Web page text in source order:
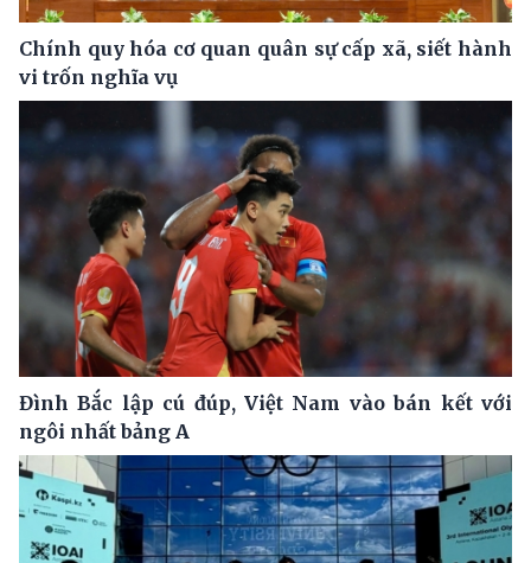
Chính quy hóa cơ quan quân sự cấp xã, siết hành
vi trốn nghĩa vụ
Đình Bắc lập cú đúp, Việt Nam vào bán kết với
ngôi nhất bảng A